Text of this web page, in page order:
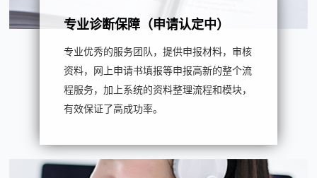
专业诊断保障（申请认定中）
专业优秀的服务团队，提供申报材料，审核
资料，网上申请书填报等申报高新的整个流
程服务，加上系统的资料整理流程和模块，
有效保证了高成功率。